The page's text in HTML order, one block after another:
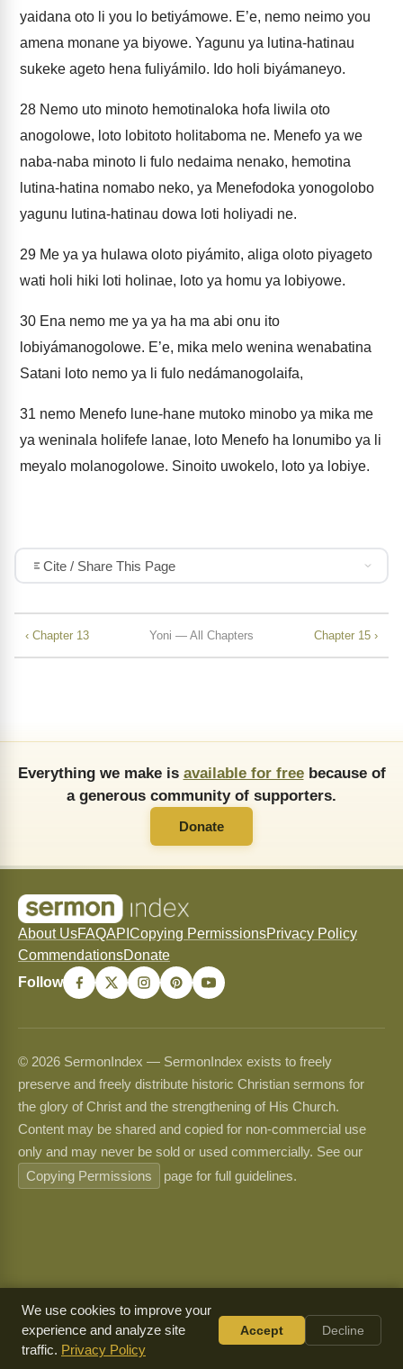
yaidana oto li you lo betiyámowe. E’e, nemo neimo you
amena monane ya biyowe. Yagunu ya lutina-hatinau
sukeke ageto hena fuliyámilo. Ido holi biyámaneyo.
28 Nemo uto minoto hemotinaloka hofa liwila oto
anogolowe, loto lobitoto holitaboma ne. Menefo ya we
naba-naba minoto li fulo nedaima nenako, hemotina
lutina-hatina nomabo neko, ya Menefodoka yonogolobo
yagunu lutina-hatinau dowa loti holiyadi ne.
29 Me ya ya hulawa oloto piyámito, aliga oloto piyageto
wati holi hiki loti holinae, loto ya homu ya lobiyowe.
30 Ena nemo me ya ya ha ma abi onu ito
lobiyámanogolowe. E’e, mika melo wenina wenabatina
Satani loto nemo ya li fulo nedámanogolaifa,
31 nemo Menefo lune-hane mutoko minobo ya mika me
ya weninala holifefe lanae, loto Menefo ha lonumibo ya li
meyalo molanogolowe. Sinoito uwokelo, loto ya lobiye.
Cite / Share This Page
‹ Chapter 13 Yoni — All Chapters Chapter 15 ›
Everything we make is available for freebecause of
a generous community of supporters.
Donate
About UsFAQAPI Copying PermissionsPrivacy Policy
CommendationsDonate
Follow
© 2026 SermonIndex — SermonIndex exists to freely
preserve and freely distribute historic Christian sermons for
the glory of Christ and the strengthening of His Church.
Content may be shared and copied for non-commercial use
only and may never be sold or used commercially. See our
Copying Permissions
page for full guidelines.
We use cookies to improve your
experience and analyze site
traffic. Privacy Policy
Accept Decline